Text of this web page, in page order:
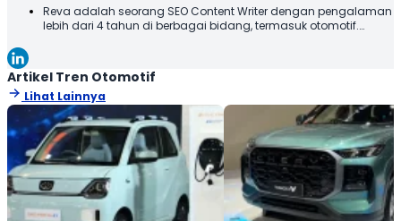
Reva adalah seorang SEO Content Writer dengan pengalaman
lebih dari 4 tahun di berbagai bidang, termasuk otomotif.
informatif, menarik, dan mudah dipahami oleh pembaca.
Artikel Tren Otomotif
Lihat Lainnya